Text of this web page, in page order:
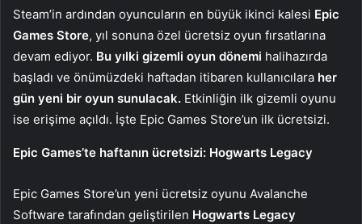
Steam’in ardından oyuncuların en büyük ikinci kalesi Epic
Games Store, yıl sonuna özel ücretsiz oyun fırsatlarına
devam ediyor. Bu yılki gizemli oyun dönemi halihazırda
başladı ve önümüzdeki haftadan itibaren kullanıcılara her
gün yeni bir oyun sunulacak. Etkinliğin ilk gizemli oyunu
ise erişime açıldı. İşte Epic Games Store’un ilk ücretsizi.
Epic Games’te haftanın ücretsizi: Hogwarts Legacy
Epic Games Store’un yeni ücretsiz oyunu Avalanche
Software tarafından geliştirilen Hogwarts Legacy